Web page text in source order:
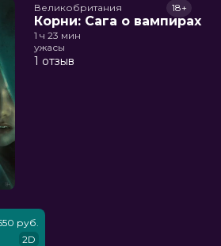
Великобритания
Корни: Сага о вампирах
18+
1 ч 23 мин
ужасы
1 отзыв
руб.
2D